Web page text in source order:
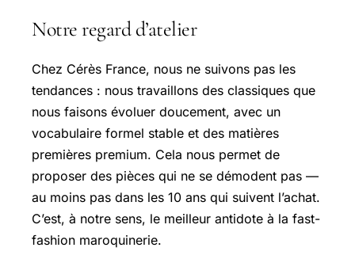
Notre regard d’atelier
Chez Cérès France, nous ne suivons pas les
tendances : nous travaillons des classiques que
nous faisons évoluer doucement, avec un
vocabulaire formel stable et des matières
premières premium. Cela nous permet de
proposer des pièces qui ne se démodent pas —
au moins pas dans les 10 ans qui suivent l’achat.
C’est, à notre sens, le meilleur antidote à la fast-
fashion maroquinerie.